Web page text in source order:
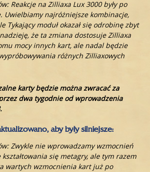
Reakcje na Zilliaxa Lux 3000 były po
Uwielbiamy najróżniejsze kombinacje,
Tykający moduł okazał się odrobinę zbyt
że ta zmiana dostosuje Zilliaxa
mocy innych kart, ale nadal będzie
różnych Zilliaxowych
karty będzie można zwracać za
dwa tygodnie od wprowadzenia
aby były silniejsze:
Zwykle nie wprowadzamy wzmocnień
się metagry, ale tym razem
wartych wzmocnienia kart już po